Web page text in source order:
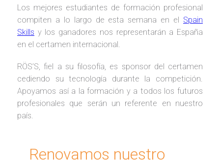
Los mejores estudiantes de formación profesional
compiten a lo largo de esta semana en el Spain
Skills y los ganadores nos representarán a España
en el certamen internacional.
RÖS’S, fiel a su filosofía, es sponsor del certamen
cediendo su tecnología durante la competición.
Apoyamos así a la formación y a todos los futuros
profesionales que serán un referente en nuestro
país.
Renovamos nuestro